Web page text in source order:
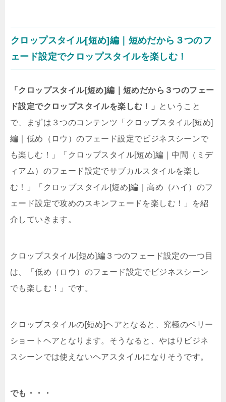
クロップスタイル[短め]編｜短めだから３つのフ
ェード設定でクロップスタイルを楽しむ！
「クロップスタイル[短め]編｜短めだから３つのフェー
ド設定でクロップスタイルを楽しむ！」
ということ
で、まずは３つのコンテンツ「クロップスタイル[短め]
編｜低め（ロウ）のフェード設定でビジネスシーンで
も楽しむ！」「クロップスタイル[短め]編｜中間（ミデ
ィアム）のフェード設定でサブカルスタイルを楽し
む！」「クロップスタイル[短め]編｜高め（ハイ）のフ
ェード設定で攻めのスキンフェードを楽しむ！」を紹
介していきます。
クロップスタイル[短め]編３つのフェード設定の一つ目
は、「低め（ロウ）のフェード設定でビジネスシーン
でも楽しむ！」です。
クロップスタイルの[短め]ヘアとなると、究極のベリー
ショートヘアとなります。そうなると、やはりビジネ
スシーンでは使えないヘアスタイルになりそうです。
でも・・・